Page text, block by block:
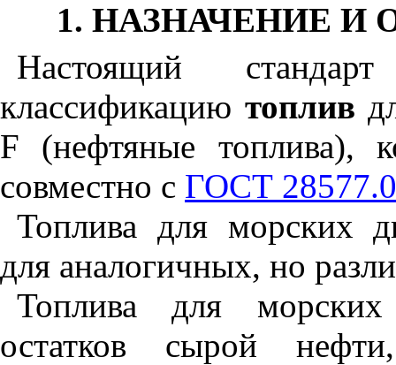
1. НАЗНАЧЕНИЕ И
Настоящий
классификацию топлив
F (нефтяные топлива),
совместно с ГОСТ 28577.0
Топлива для морских
для аналогичных, но
Топлива для
остатков сырой